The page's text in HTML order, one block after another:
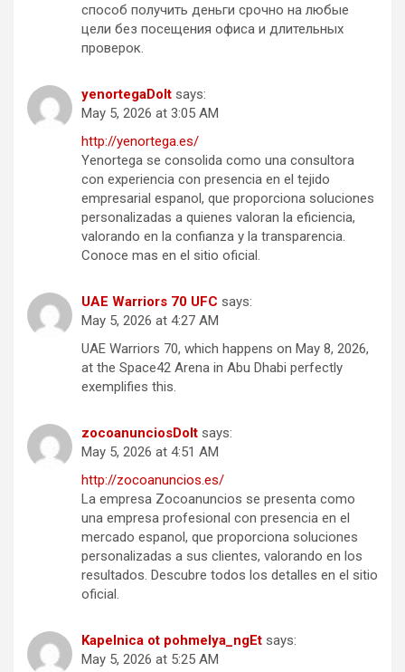
способ получить деньги срочно на любые
цели без посещения офиса и длительных
проверок.
yenortegaDoIt says:
May 5, 2026 at 3:05 AM
http://yenortega.es/
Yenortega se consolida como una consultora
con experiencia con presencia en el tejido
empresarial espanol, que proporciona soluciones
personalizadas a quienes valoran la eficiencia,
valorando en la confianza y la transparencia.
Conoce mas en el sitio oficial.
UAE Warriors 70 UFC says:
May 5, 2026 at 4:27 AM
UAE Warriors 70, which happens on May 8, 2026,
at the Space42 Arena in Abu Dhabi perfectly
exemplifies this.
zocoanunciosDoIt says:
May 5, 2026 at 4:51 AM
http://zocoanuncios.es/
La empresa Zocoanuncios se presenta como
una empresa profesional con presencia en el
mercado espanol, que proporciona soluciones
personalizadas a sus clientes, valorando en los
resultados. Descubre todos los detalles en el sitio
oficial.
Kapelnica ot pohmelya_ngEt says:
May 5, 2026 at 5:25 AM